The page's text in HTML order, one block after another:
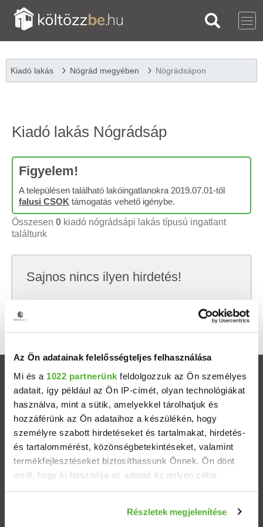
Az Ön adatainak felelősségteljes felhasználása
Mi és a 1022 partnerünk feldolgozzuk az Ön személyes
adatait, így például az Ön IP-címét, olyan technológiákat
használva, mint a sütik, amelyekkel tárolhatjuk és
hozzáférünk az Ön adataihoz a készülékén, hogy
személyre szabott hirdetéseket és tartalmakat, hirdetés-
és tartalommérést, közönségbetekintéseket, valamint
termékfejlesztéseket biztosíthassunk Önnek. Ön dönt
arról, hogy ki használja az adatait és milyen célra.
Információgyűjtés az Ön földrajzi elhelyezkedéséről
Részletek megjelenítése
Kiadó lakás Nógrád megyében Nógrádsápon
Kiadó lakás Nógrádsáp
Figyelem!
A településen található lakóingatlanokra 2019.07.01-től
falusi CSOK támogatás vehető igénybe.
Összesen 0 kiadó nógrádsápi lakás típusú ingatlant
találtunk
Sajnos nincs ilyen hirdetés!
keresni, hátha akkor megtalálod, amit keresel.
Ingatlanok
Eladó házak
Eladó lakások
Települések